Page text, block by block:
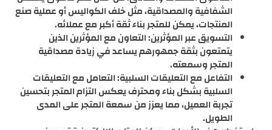
الشفافية والمصداقية، مثل خلف الكواليس أو عملية صنع
المنتجات، يمكن للمتجر بناء ثقة أكبر مع عملائه.
التسويق عبر المؤثرين: التعاون مع المؤثرين الذين
يتمتعون بثقة جمهورهم يساعد في زيادة مصداقية
المتجر وسمعته.
التفاعل مع التعليقات السلبية: التعامل مع التعليقات
السلبية بشكل بناء ومحترف يعكس التزام المتجر بتحسين
تجربة العميل، مما يعزز من سمعة المتجر على المدى
الطويل.